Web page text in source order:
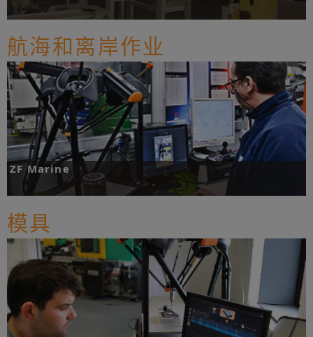
更多
航海和离岸作业
ZF Marine
更多
模具